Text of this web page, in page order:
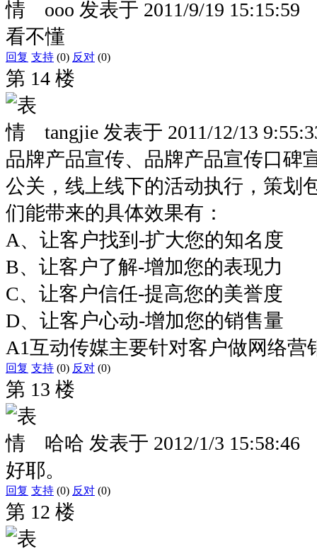
ooo 发表于 2011/9/19 15:15:59
看不懂
回复 支持 (0) 反对 (0)
第 14 楼
tangjie 发表于 2011/12/13
品牌产品宣传、品牌产品宣传口碑
公关，线上线下的活动执行，策划
们能带来的具体效果有：
A、让客户找到-扩大您的知名度
B、让客户了解-增加您的表现力
C、让客户信任-提高您的美誉度
D、让客户心动-增加您的销售量
A1互动传媒主要针对客户做网络营
回复 支持 (0) 反对 (0)
第 13 楼
哈哈 发表于 2012/1/3 15:58:46
好耶。
回复 支持 (0) 反对 (0)
第 12 楼